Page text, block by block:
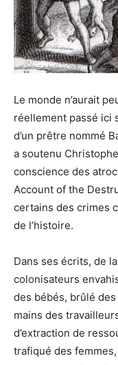
Le monde n’aurait
réellement passé ici
d’un prêtre nommé
a soutenu
conscience des
Account of the
certains des crimes
de l’histoire.
Dans ses écrits, de
colonisateurs
des bébés, brûlé
mains des
d’extraction de
trafiqué des